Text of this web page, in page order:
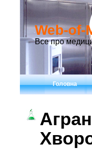
Web-of-
Все про
Головна